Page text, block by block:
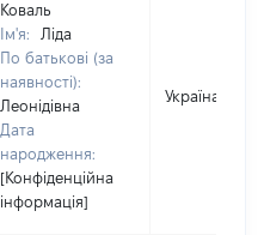
Коваль
Ім'я:
Ліда
По батькові (за
наявності):
Леонідівна
Дата
народження:
[Конфіденційна
інформація]
Україна